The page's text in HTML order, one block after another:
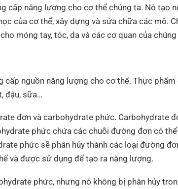
cấp năng lượng cho cơ thể chúng ta. Nó tạo
của cơ thể, xây dựng và sửa chữa các mô.
móng tay, tóc, da và các cơ quan của chúng
cấp nguồn năng lượng cho cơ thể. Thực
đậu, sữa…
đơn và carbohydrate phức. Carbohydrate
phức chứa các chuỗi đường đơn có
phức sẽ phân hủy thành các loại đường
và được sử dụng để tạo ra năng lượng.
phức, nhưng nó không bị phân hủy